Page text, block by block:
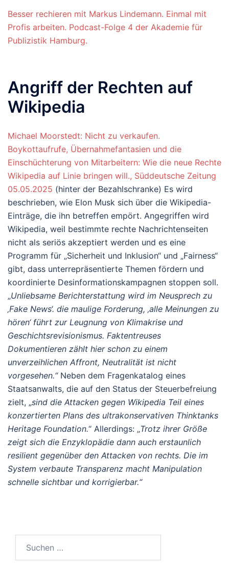
Besser rechieren mit Markus Lindemann. Einmal mit
Profis arbeiten. Podcast-Folge 4 der Akademie für
Publizistik Hamburg.
Angriff der Rechten auf
Wikipedia
Michael Moorstedt: Nicht zu verkaufen.
Boykottaufrufe, Übernahmefantasien und die
Einschüchterung von Mitarbeitern: Wie die neue Rechte
Wikipedia auf Linie bringen will., Süddeutsche Zeitung
05.05.2025 (hinter der Bezahlschranke) Es wird
beschrieben, wie Elon Musk sich über die Wikipedia-
Einträge, die ihn betreffen empört. Angegriffen wird
Wikipedia, weil bestimmte rechte Nachrichtenseiten
nicht als seriös akzeptiert werden und es eine
Programm für „Sicherheit und Inklusion“ und „Fairness“
gibt, dass unterrepräsentierte Themen fördern und
koordinierte Desinformationskampagnen stoppen soll.
„Unliebsame Berichterstattung wird im Neusprech zu
‚Fake News‘. die maulige Forderung, ‚alle Meinungen zu
hören‘ führt zur Leugnung von Klimakrise und
Geschichtsrevisionismus. Faktentreuses
Dokumentieren zählt hier schon zu einem
unverzeihlichen Affront, Neutralität ist nicht
vorgesehen.“Neben dem Fragenkatalog eines
Staatsanwalts, die auf den Status der Steuerbefreiung
zielt, „sind die Attacken gegen Wikipedia Teil eines
konzertierten Plans des ultrakonservativen Thinktanks
Heritage Foundation.“ Allerdings: „Trotz ihrer Größe
zeigt sich die Enzyklopädie dann auch erstaunlich
resilient gegenüber den Attacken von rechts. Die im
System verbaute Transparenz macht Manipulation
schnelle sichtbar und korrigierbar.“